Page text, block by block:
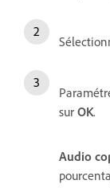
sur OK.
Audio